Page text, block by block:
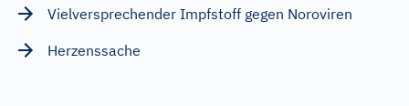
Vielversprechender Impfstoff gegen Noroviren
Herzenssache